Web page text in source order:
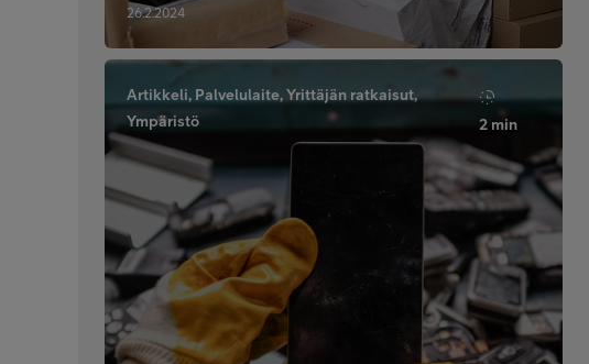
26.2.2024
Artikkeli, Palvelulaite, Yrittäjän ratkaisut,
Ympäristö
2 min